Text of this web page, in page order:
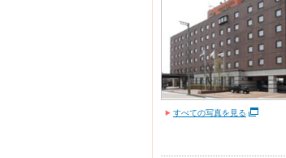
すべての写真を見る